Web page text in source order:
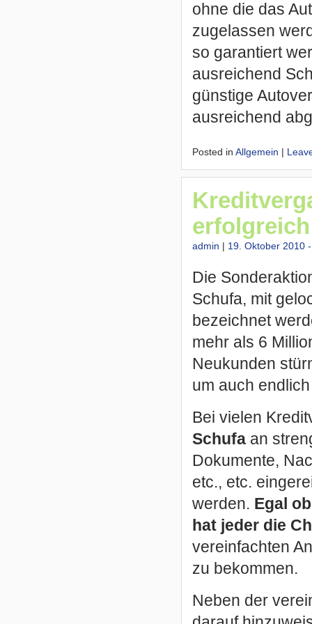
ohne die das
zugelassen
so garantiert
ausreichend
günstige
ausreichend
Posted in Allgemein |
erfolgreich
admin | 19. Oktober 2010
Die
Schufa, mit
bezeichnet
mehr als 6
Neukunden
um auch
Bei vielen
Schufa an
Dokumente,
etc., etc.
werden. Egal
hat jeder die
vereinfachten
zu bekommen.
Neben der